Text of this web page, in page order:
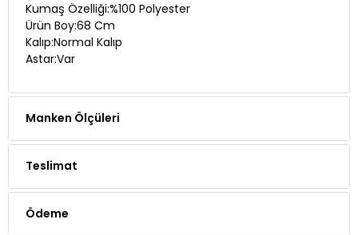
Kumaş Özelliği:%100 Polyester
Ürün Boy:68 Cm
Kalıp:Normal Kalıp
Astar:Var
Manken Ölçüleri
Teslimat
Ödeme